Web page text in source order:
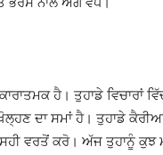
ਹੈ। ਤੁਹਾਡੇ
ਦਾ ਸਮਾਂ ਹੈ। ਤੁਹਾਡੇ
ਵਰਤੋਂ ਕਰੋ। ਅੱਜ ਤੁਹਾਨੂੰ